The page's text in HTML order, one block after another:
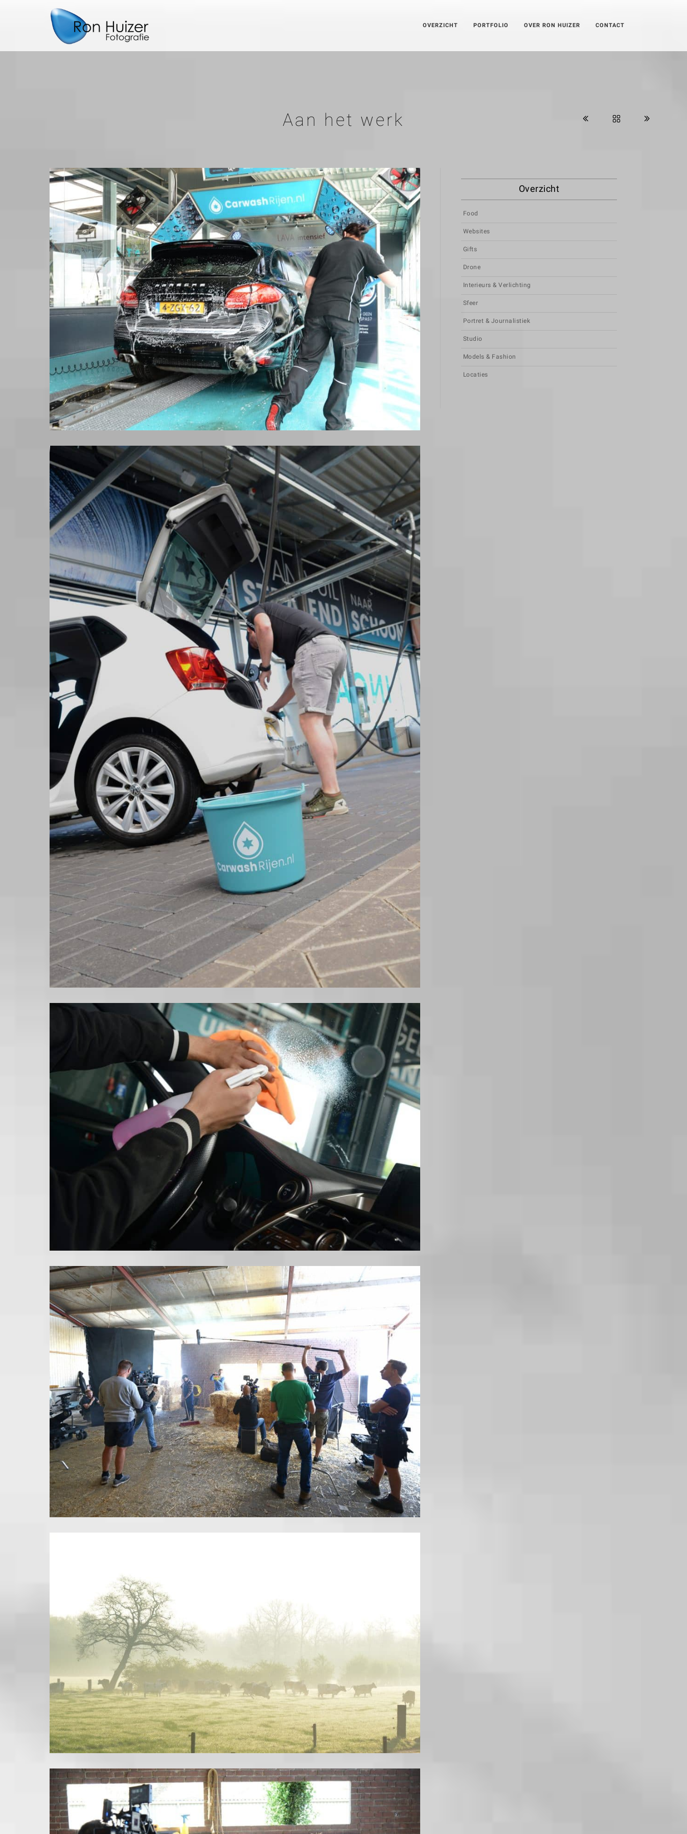
OVERZICHT PORTFOLIO OVER RON HUIZER CONTACT
Aan het werk
Overzicht
Food
Websites
Gifts
Drone
Interieurs & Verlichting
Sfeer
Portret & Journalistiek
Studio
Models & Fashion
Locaties